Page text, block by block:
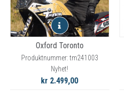
Oxford Toronto
Produktnummer: tm241003
Nyhet!
kr 2.499,00